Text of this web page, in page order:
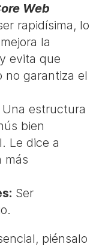
Web
rapidísima, lo
la
evita que
no garantiza el
Una estructura
bien
Le dice a
más
Ser
piénsalo